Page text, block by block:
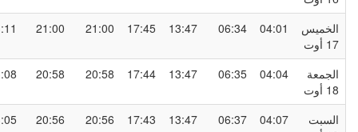
04:01
06:34
13:47
17:45
21:00
21:00
23:11
04:04
06:35
13:47
17:44
20:58
20:58
23:08
04:07
06:37
13:47
17:43
20:56
20:56
23:05